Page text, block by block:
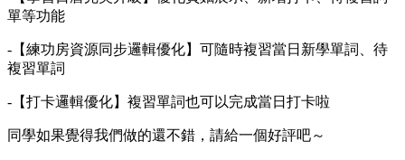
單等功能
-【練功房資源同步邏輯優化】可隨時複習當日新學單詞、待
複習單詞
-【打卡邏輯優化】複習單詞也可以完成當日打卡啦
同學如果覺得我們做的還不錯，請給一個好評吧～